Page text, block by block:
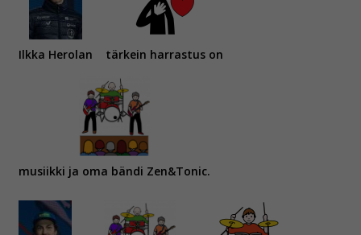
Ilkka Herolan tärkein harrastus on
musiikki ja oma bändi Zen&Tonic.